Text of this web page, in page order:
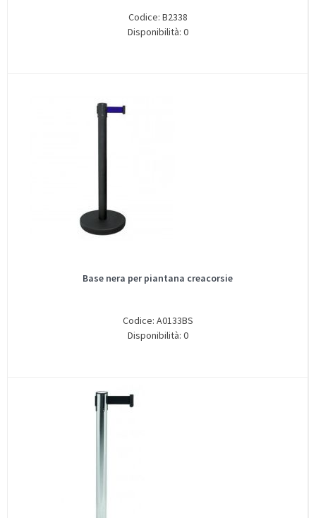
Codice: B2338
Disponibilità: 0
Base nera per piantana creacorsie
Codice: A0133BS
Disponibilità: 0